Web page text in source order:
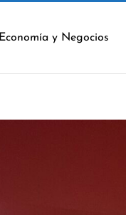
Economía y Negocios